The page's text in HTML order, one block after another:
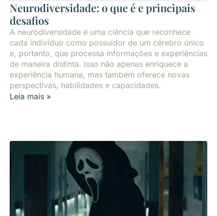
Neurodiversidade: o que é e principais
desafios
A neurodiversidade é uma ciência que reconhece
cada indivíduo como possuidor de um cérebro único
e, portanto, que processa informações e experiências
de maneira distinta. Isso não apenas enriquece a
experiência humana, mas também oferece novas
perspectivas, habilidades e capacidades.
Leia mais »